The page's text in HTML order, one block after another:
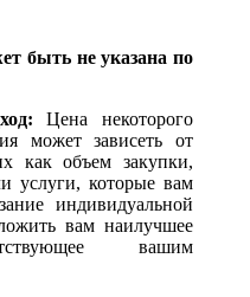
быть не указана по
Цена некоторого
может зависеть от
как объем закупки,
услуги, которые вам
индивидуальной
вам наилучшее
вашим